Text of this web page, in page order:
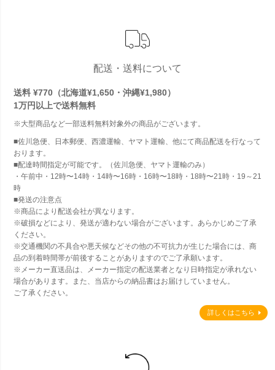
配送・送料について
送料 ¥770（北海道¥1,650・沖縄¥1,980）
1万円以上で送料無料
※大型商品など一部送料無料対象外の商品がございます。
■佐川急便、日本郵便、西濃運輸、ヤマト運輸、他にて商品配送を行なって
おります。
■配達時間指定が可能です。（佐川急便、ヤマト運輸のみ）
・午前中・12時〜14時・14時〜16時・16時〜18時・18時〜21時・19～21
時
■発送の注意点
※商品により配送会社が異なります。
※破損などにより、発送が適わない場合がございます。あらかじめご了承
ください。
※交通機関の不具合や悪天候などその他の不可抗力が生じた場合には、商
品の到着時間帯が前後することがありますのでご了承願います。
※メーカー直送品は、メーカー指定の配送業者となり日時指定が承れない
場合があります。また、当店からの納品書はお届けしていません。
ご了承ください。
詳しくはこちら